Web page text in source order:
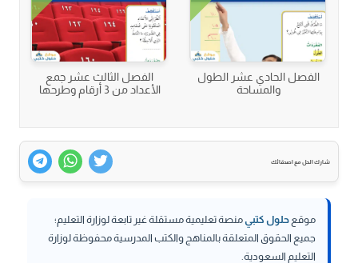
الفصل الحادي عشر الطول
والمساحة
الفصل الثالث عشر جمع
الأعداد من 3 أرقام وطرحها
شارك الحل مع اصدقائك
موقع حلول كتبيمنصة تعليمية مستقلة غير تابعة لوزارة التعليم؛
جميع الحقوق المتعلقة بالمناهج والكتب المدرسية محفوظة لوزارة
التعليم السعودية.